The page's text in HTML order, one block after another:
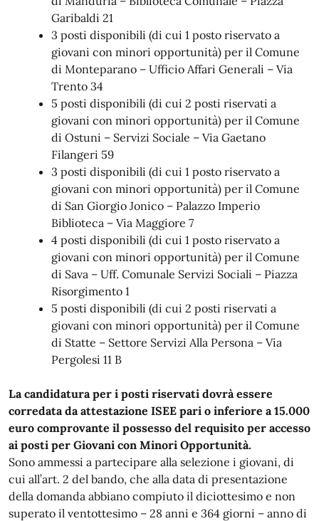
Garibaldi 21
3 posti disponibili (di cui 1 posto riservato a
giovani con minori opportunità) per il Comune
di Monteparano – Ufficio Affari Generali – Via
Trento 34
5 posti disponibili (di cui 2 posti riservati a
giovani con minori opportunità) per il Comune
di Ostuni – Servizi Sociale – Via Gaetano
Filangeri 59
3 posti disponibili (di cui 1 posto riservato a
giovani con minori opportunità) per il Comune
di San Giorgio Jonico – Palazzo Imperio
Biblioteca – Via Maggiore 7
4 posti disponibili (di cui 1 posto riservato a
giovani con minori opportunità) per il Comune
di Sava – Uff. Comunale Servizi Sociali – Piazza
Risorgimento 1
5 posti disponibili (di cui 2 posti riservati a
giovani con minori opportunità) per il Comune
di Statte – Settore Servizi Alla Persona – Via
Pergolesi 11 B
La candidatura per i posti riservati dovrà essere
corredata da attestazione ISEE pari o inferiore a 15.000
euro comprovante il possesso del requisito per accesso
ai posti per Giovani con Minori Opportunità.
Sono ammessi a partecipare alla selezione i giovani, di
cui all’art. 2 del bando, che alla data di presentazione
della domanda abbiano compiuto il diciottesimo e non
superato il ventottesimo – 28 anni e 364 giorni – anno di